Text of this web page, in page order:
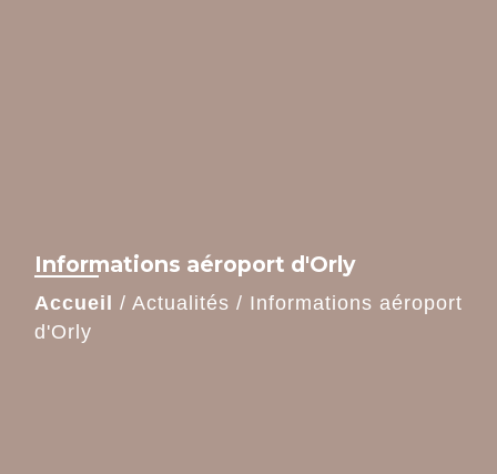
Informations aéroport d'Orly
Accueil / Actualités / Informations aéroport
d'Orly